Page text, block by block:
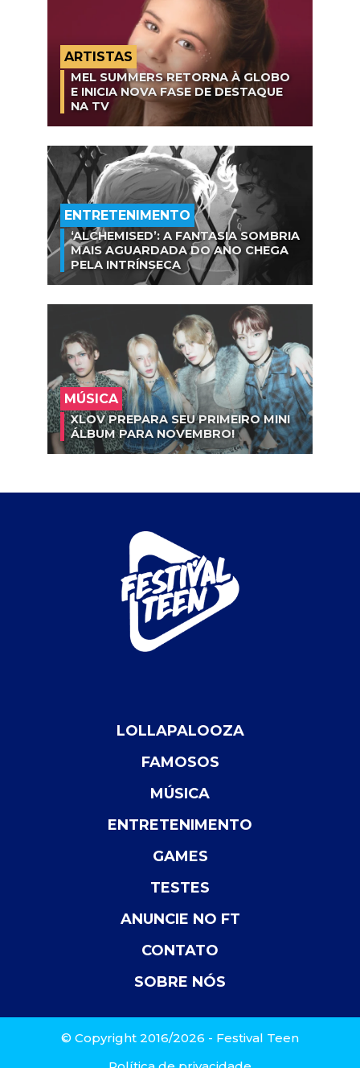
ARTISTAS
MEL SUMMERS RETORNA À GLOBO
E INICIA NOVA FASE DE DESTAQUE
NA TV
ENTRETENIMENTO
‘ALCHEMISED’: A FANTASIA SOMBRIA
MAIS AGUARDADA DO ANO CHEGA
PELA INTRÍNSECA
MÚSICA
XLOV PREPARA SEU PRIMEIRO MINI
ÁLBUM PARA NOVEMBRO!
LOLLAPALOOZA
FAMOSOS
MÚSICA
ENTRETENIMENTO
GAMES
TESTES
ANUNCIE NO FT
CONTATO
SOBRE NÓS
© Copyright 2016/2026 - Festival Teen